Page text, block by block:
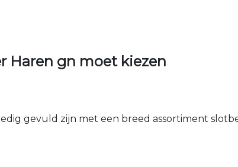
Haren gn moet kiezen
gevuld zijn met een breed assortiment